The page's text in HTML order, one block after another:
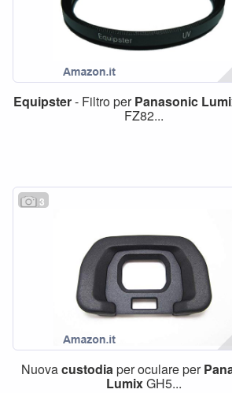
Equipster- Filtro perPanasonic
FZ82...
3
Nuovacustodiaper oculare per
LumixGH5...